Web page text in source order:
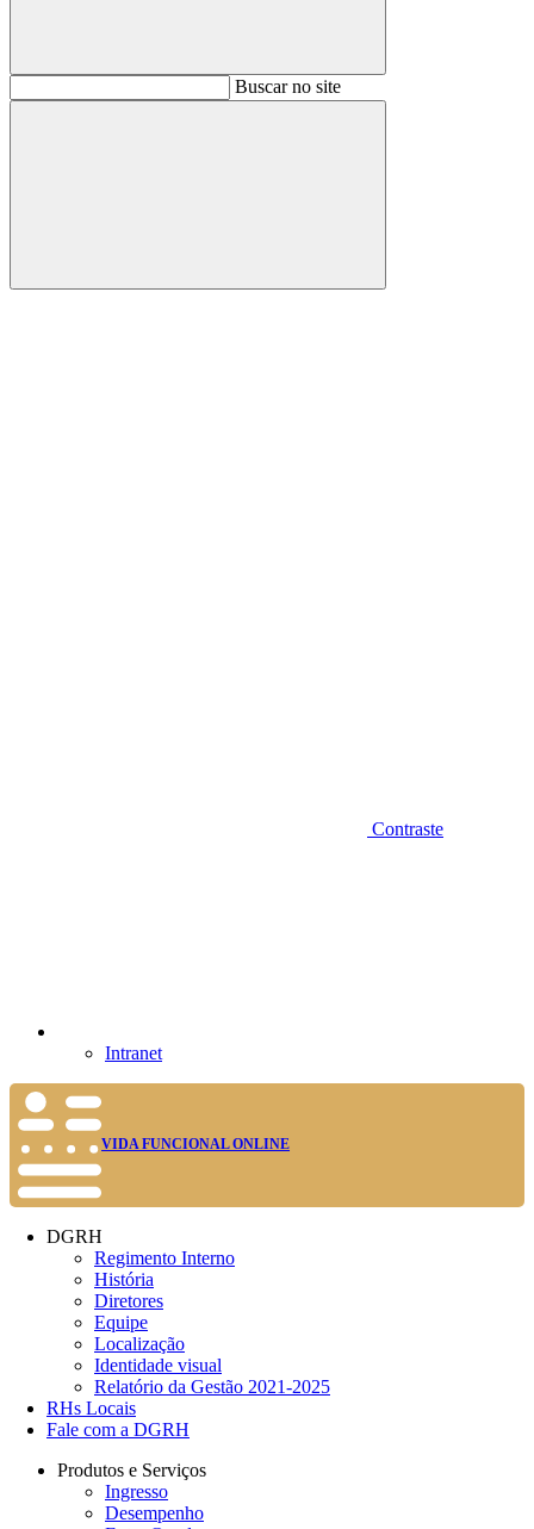
BuscarBuscar no site
Buscar
Contraste
Intranet
VIDA FUNCIONAL ONLINE
DGRH
Regimento Interno
História
Diretores
Equipe
Localização
Identidade visual
Relatório da Gestão 2021-2025
RHs Locais
Fale com a DGRH
Produtos e Serviços
Ingresso
Desempenho